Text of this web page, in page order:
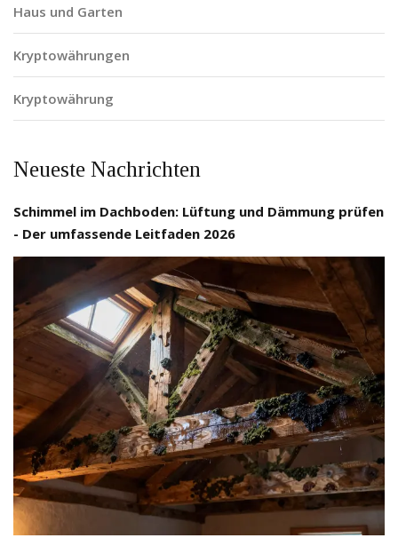
Haus und Garten
Kryptowährungen
Kryptowährung
Neueste Nachrichten
Schimmel im Dachboden: Lüftung und Dämmung prüfen
- Der umfassende Leitfaden 2026